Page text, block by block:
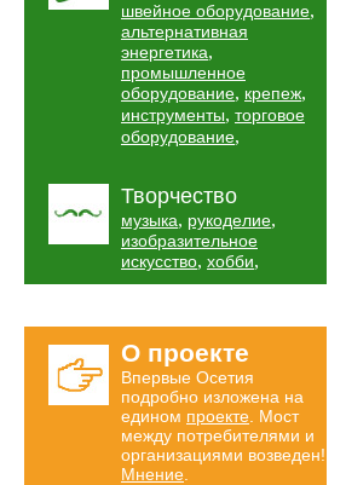
швейное оборудование,
альтернативная
энергетика,
промышленное
оборудование, крепеж,
инструменты, торговое
оборудование,
Творчество
музыка, рукоделие,
изобразительное
искусство, хобби,
О проекте
Впервые Осетия
подробно изложена на
едином проекте . Мост
между потребителями и
организациями возведен!
Мнение